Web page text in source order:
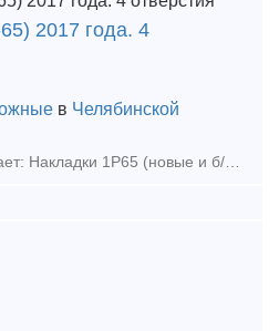
2017 года. 4
в Челябинской